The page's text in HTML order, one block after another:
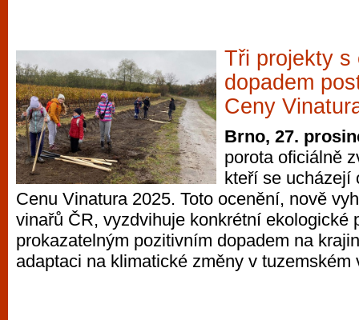
Tři projekty s
dopadem
Ceny
Brno, 27.
porota oficiálně
kteří se ucházejí
Cenu Vinatura 2025. Toto ocenění, nově
vinařů ČR, vyzdvihuje konkrétní ekologické
prokazatelným pozitivním dopadem na
adaptaci na klimatické změny v tuzemském